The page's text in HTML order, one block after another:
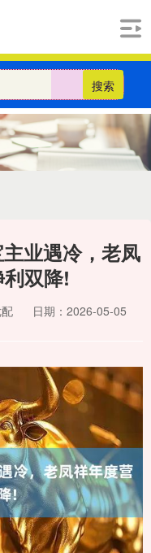
搜索
业遇冷，老凤
双降!
日期：2026-05-05